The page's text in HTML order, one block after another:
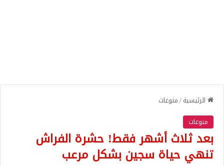
الرئيسية/منوعات
منوعات
بعد ثلاث أشهر فقط! حشرة الفراش
تنهي حياة سجين بشكل مرعب